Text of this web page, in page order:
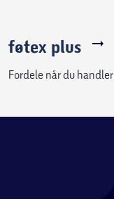
føtex plus
Fordele når du handler